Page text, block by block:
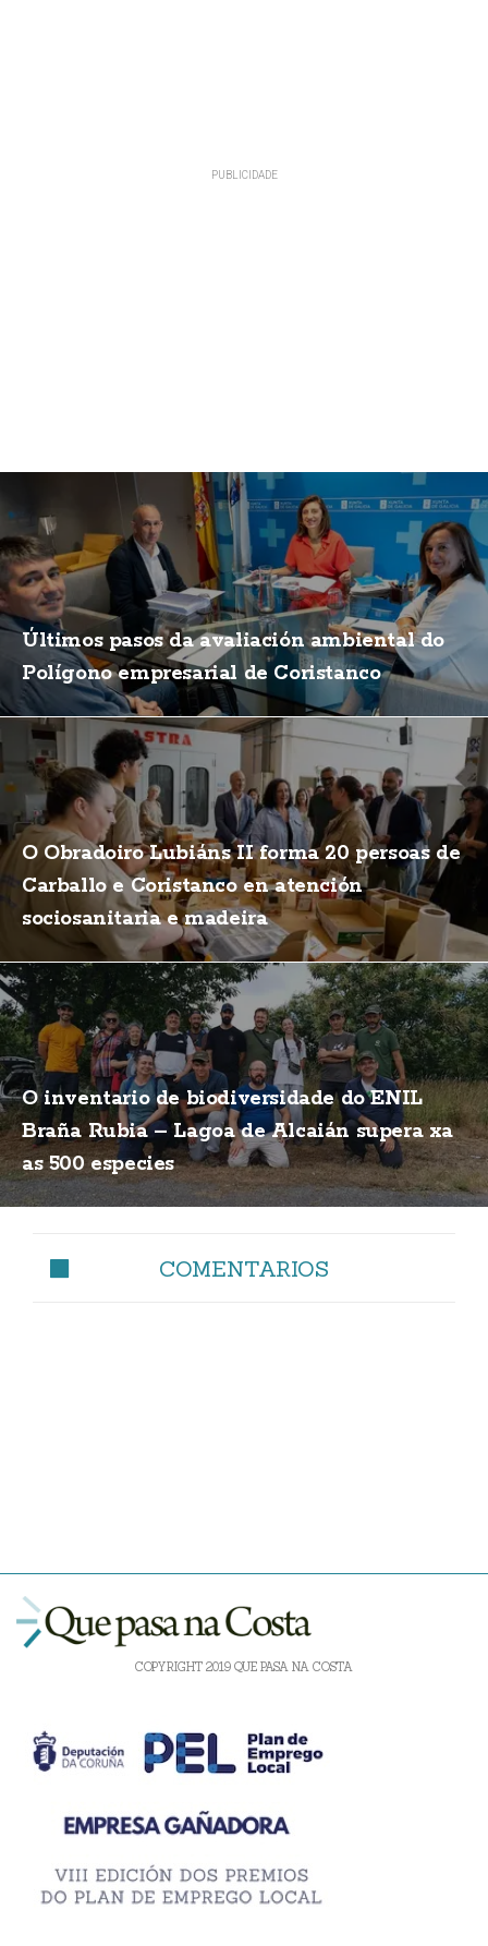
Últimos pasos da avaliación ambiental do
Polígono empresarial de Coristanco
O Obradoiro Lubiáns II forma 20 persoas de
Carballo e Coristanco en atención
sociosanitaria e madeira
O inventario de biodiversidade do ENIL
Braña Rubia – Lagoa de Alcaián supera xa
as 500 especies
COMENTARIOS
COPYRIGHT 2019 QUE PASA NA COSTA